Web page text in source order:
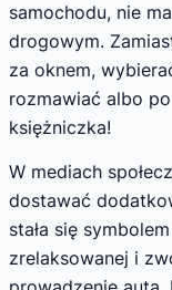
samochodu, nie
drogowym.
za oknem,
rozmawiać albo
księżniczka!
W mediach
dostawać
stała się
zrelaksowanej i